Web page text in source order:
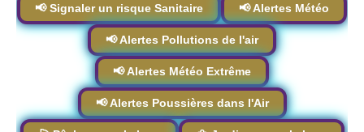
📢 Signaler un risque Sanitaire 📢 Alertes Météo
📢 Alertes Pollutions de l'air
📢 Alertes Météo Extrême
📢 Alertes Poussières dans l'Air